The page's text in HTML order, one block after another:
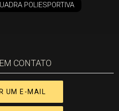
POLIESPORTIVA
CONTATO
UM E-MAIL